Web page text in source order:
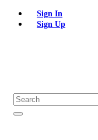
Sign In
Sign Up